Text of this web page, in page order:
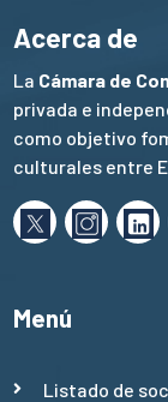
Acerca de
La Cámara de
privada e
como objetivo
culturales entre
Menú
Listado de